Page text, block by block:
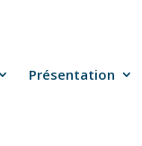
Présentation